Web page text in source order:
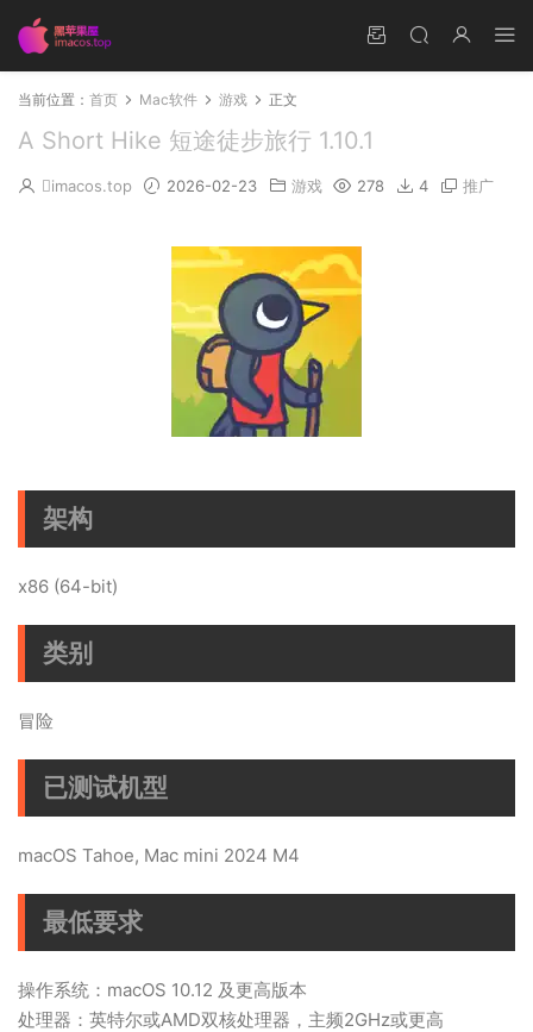
当前位置： 首页 Mac软件 游戏 正文
A Short Hike 短途徒步旅行 1.10.1
imacos.top 2026-02-23 游戏 278 4 推广
架构
x86 (64-bit)
类别
冒险
已测试机型
macOS Tahoe, Mac mini 2024 M4
最低要求
操作系统：macOS 10.12 及更高版本
处理器：英特尔或AMD双核处理器，主频2GHz或更高